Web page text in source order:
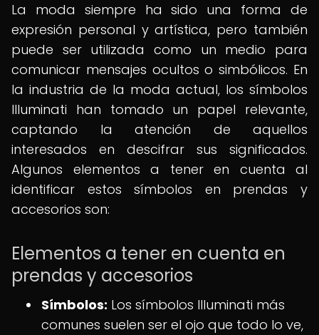
La moda siempre ha sido una forma de
expresión personal y artística, pero también
puede ser utilizada como un medio para
comunicar mensajes ocultos o simbólicos. En
la industria de la moda actual, los símbolos
Illuminati han tomado un papel relevante,
captando la atención de aquellos
interesados en descifrar sus significados.
Algunos elementos a tener en cuenta al
identificar estos símbolos en prendas y
accesorios son:
Elementos a tener en cuenta en
prendas y accesorios
Símbolos: Los símbolos Illuminati más
comunes suelen ser el ojo que todo lo ve,